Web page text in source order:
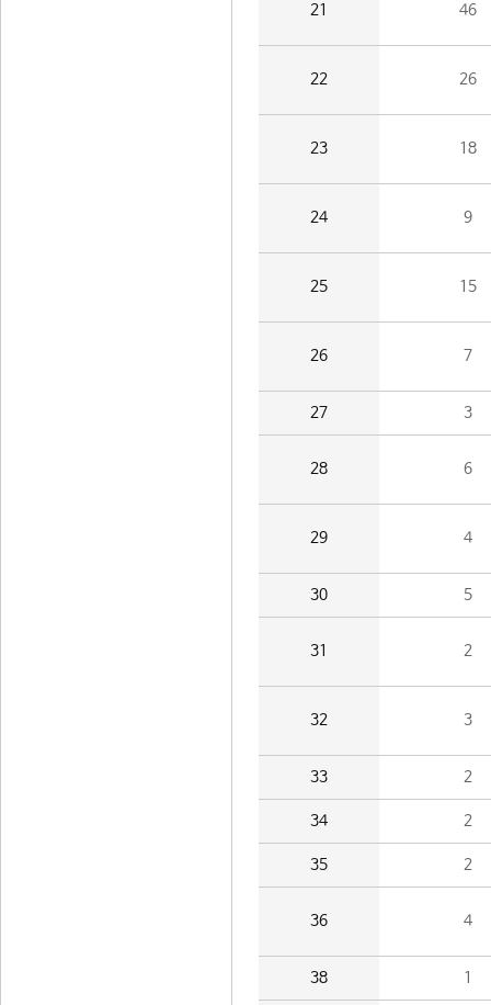
21 46
22 26
23 18
24 9
25 15
26 7
27 3
28 6
29 4
30 5
31 2
32 3
33 2
34 2
35 2
36 4
38 1